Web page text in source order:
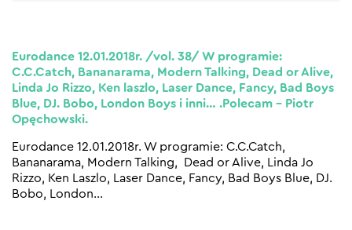
Eurodance 12.01.2018r. /vol. 38/ W programie:
C.C.Catch, Bananarama, Modern Talking, Dead or Alive,
Linda Jo Rizzo, Ken laszlo, Laser Dance, Fancy, Bad Boys
Blue, DJ. Bobo, London Boys i inni… .Polecam – Piotr
Opęchowski.
Eurodance 12.01.2018r. W programie: C.C.Catch,
Bananarama, Modern Talking, Dead or Alive, Linda Jo
Rizzo, Ken Laszlo, Laser Dance, Fancy, Bad Boys Blue, DJ.
Bobo, London…